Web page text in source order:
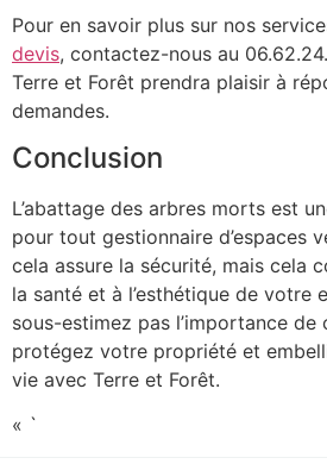
Pour en savoir plus sur nos
devis, contactez-nous au
Terre et Forêt prendra plaisir à
demandes.
Conclusion
L’abattage des arbres morts est
pour tout gestionnaire d’espaces
cela assure la sécurité, mais cela
la santé et à l’esthétique de votre
sous-estimez pas l’importance
protégez votre propriété et
vie avec Terre et Forêt.
« `